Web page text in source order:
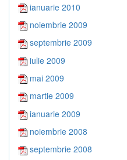
ianuarie 2010
noiembrie 2009
septembrie 2009
iulie 2009
mai 2009
martie 2009
ianuarie 2009
noiembrie 2008
septembrie 2008